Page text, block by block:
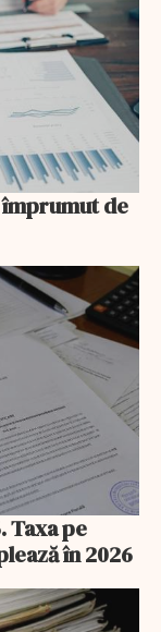
împrumut de
Taxa pe
în 2026